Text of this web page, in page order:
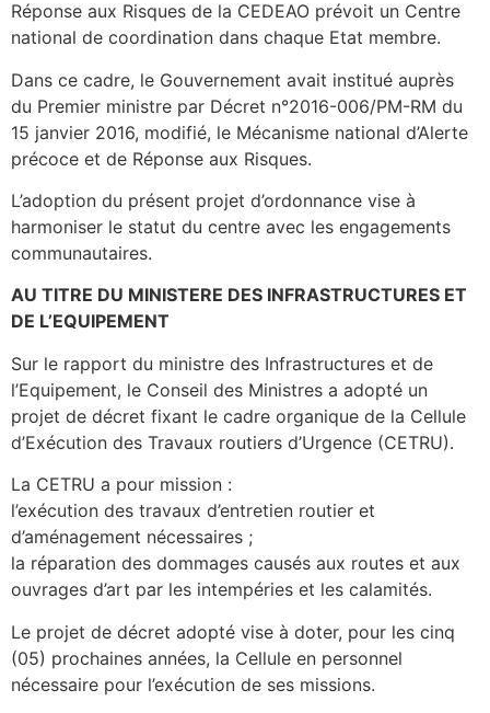
Réponse aux Risques de la CEDEAO prévoit un Centre
national de coordination dans chaque Etat membre.
Dans ce cadre, le Gouvernement avait institué auprès
du Premier ministre par Décret n°2016-006/PM-RM du
15 janvier 2016, modifié, le Mécanisme national d’Alerte
précoce et de Réponse aux Risques.
L’adoption du présent projet d’ordonnance vise à
harmoniser le statut du centre avec les engagements
communautaires.
AU TITRE DU MINISTERE DES INFRASTRUCTURES ET
DE L’EQUIPEMENT
Sur le rapport du ministre des Infrastructures et de
l’Equipement, le Conseil des Ministres a adopté un
projet de décret fixant le cadre organique de la Cellule
d’Exécution des Travaux routiers d’Urgence (CETRU).
La CETRU a pour mission :
l’exécution des travaux d’entretien routier et
d’aménagement nécessaires ;
la réparation des dommages causés aux routes et aux
ouvrages d’art par les intempéries et les calamités.
Le projet de décret adopté vise à doter, pour les cinq
(05) prochaines années, la Cellule en personnel
nécessaire pour l’exécution de ses missions.